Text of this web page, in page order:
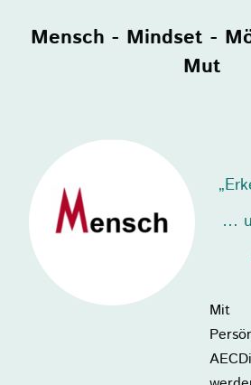
Mensch - Mindset -
Mut
…